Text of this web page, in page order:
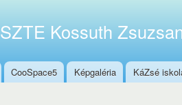
SZTE Kossuth
CooSpace5 Képgaléria KáZsé